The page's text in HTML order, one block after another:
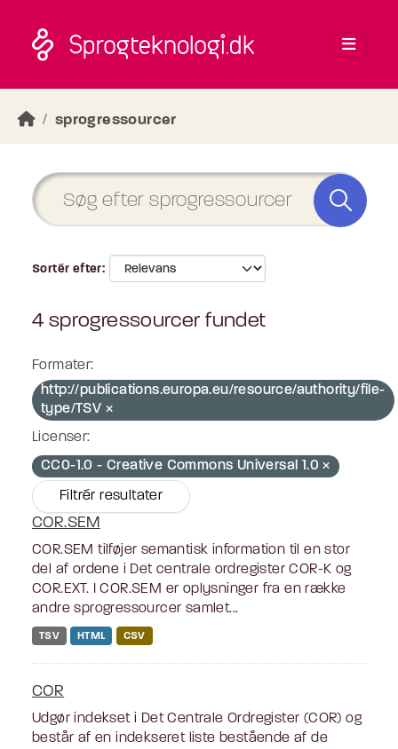
sprogressourcer
Sortér efter
4 sprogressourcer fundet
Formater:
http://publications.europa.eu/resource/authority/file-
type/TSV
Licenser:
CC0-1.0 - Creative Commons Universal 1.0
Filtrér resultater
COR.SEM
COR.SEM tilføjer semantisk information til en stor
del af ordene i Det centrale ordregister COR-K og
COR.EXT. I COR.SEM er oplysninger fra en række
andre sprogressourcer samlet...
TSV HTML CSV
COR
Udgør indekset i Det Centrale Ordregister (COR) og
består af en indekseret liste bestående af de